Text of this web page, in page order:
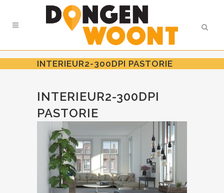
INTERIEUR2-300DPI PASTORIE
INTERIEUR2-300DPI
PASTORIE